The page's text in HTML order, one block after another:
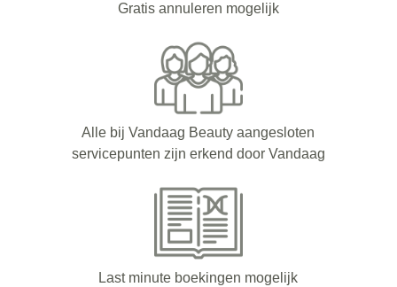
Gratis annuleren mogelijk
Alle bij Vandaag Beauty aangesloten
servicepunten zijn erkend door Vandaag
Last minute boekingen mogelijk